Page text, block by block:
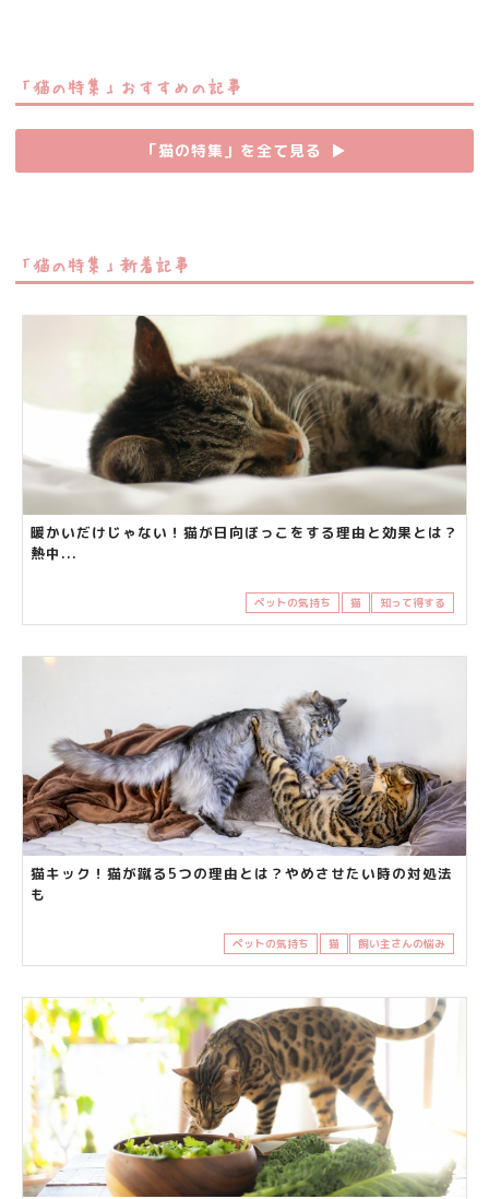
「猫の特集」おすすめの記事
「猫の特集」を全て見る ▶︎
「猫の特集」新着記事
暖かいだけじゃない！猫が日向ぼっこをする理由と効果とは？
熱中...
ペットの気持ち 猫 知って得する
猫キック！猫が蹴る5つの理由とは？やめさせたい時の対処法
も
ペットの気持ち 猫 飼い主さんの悩み